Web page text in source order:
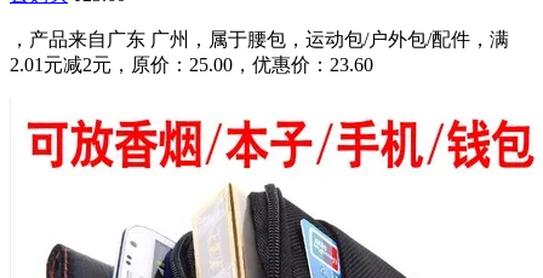
，产品来自广东 广州，属于腰包，运动包/户外包/配件，满
2.01元减2元，原价：25.00，优惠价：23.60